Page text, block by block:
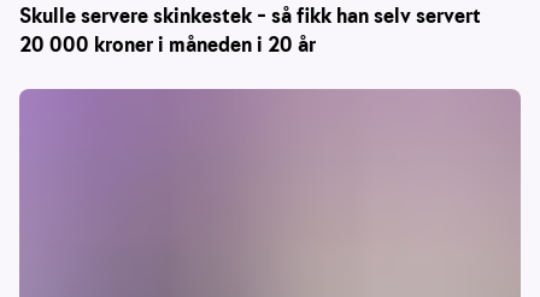
Skulle servere skinkestek – så fikk han selv servert
20 000 kroner i måneden i 20 år